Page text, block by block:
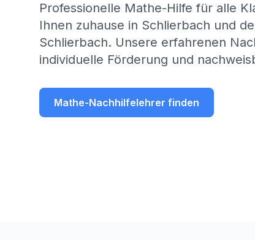
Professionelle Mathe-Hilfe für alle
Ihnen zuhause in Schlierbach und
Schlierbach. Unsere erfahrenen
individuelle Förderung und
Mathe-Nachhilfelehrer finden